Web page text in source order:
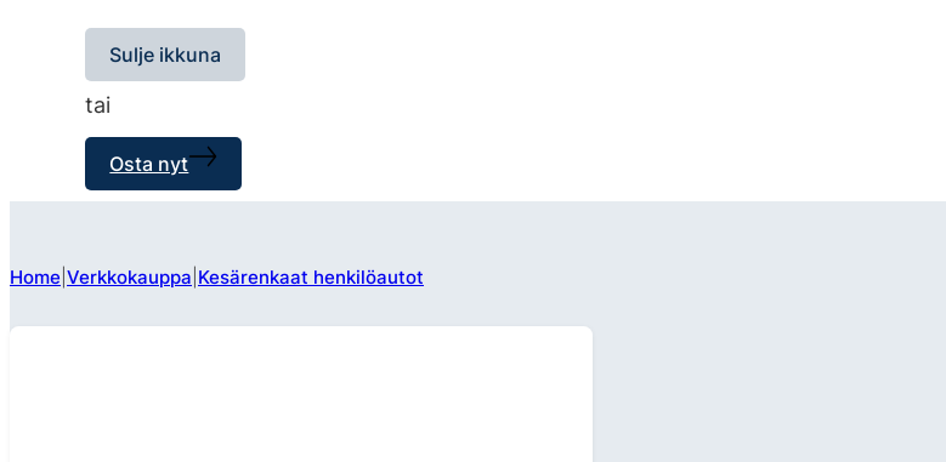
Sulje ikkuna
tai
Osta nyt
Home Verkkokauppa Kesärenkaat henkilöautot